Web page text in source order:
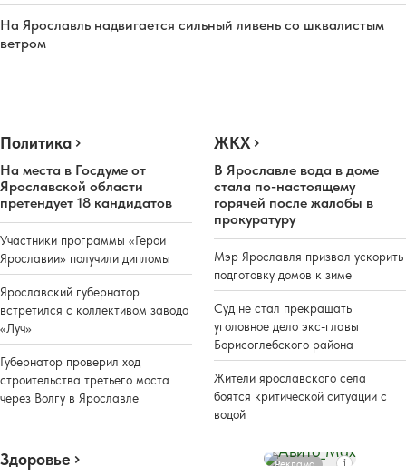
На Ярославль надвигается сильный ливень со шквалистым
ветром
Политика
На места в Госдуме от
Ярославской области
претендует 18 кандидатов
Участники программы «Герои
Ярославии» получили дипломы
Ярославский губернатор
встретился с коллективом завода
«Луч»
Губернатор проверил ход
строительства третьего моста
через Волгу в Ярославле
ЖКХ
В Ярославле вода в доме
стала по-настоящему
горячей после жалобы в
прокуратуру
Мэр Ярославля призвал ускорить
подготовку домов к зиме
Суд не стал прекращать
уголовное дело экс-главы
Борисоглебского района
Жители ярославского села
боятся критической ситуации с
водой
Здоровье Реклама